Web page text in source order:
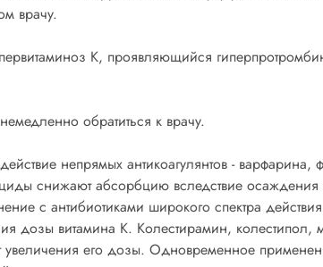
врачу.
К, проявляющийся
обратиться к врачу.
непрямых антикоагулянтов -
снижают абсорбцию вследствие
с антибиотиками широкого спектра
дозы витамина К. Колестирамин,
увеличения его дозы. Одновременное